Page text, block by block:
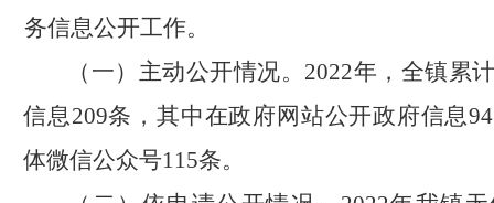
务信息公开工作。
（一） 主动公开情况。 2022年，全镇累
信息209条，其中在政府网站公开政府信息
体微信公众号115条。